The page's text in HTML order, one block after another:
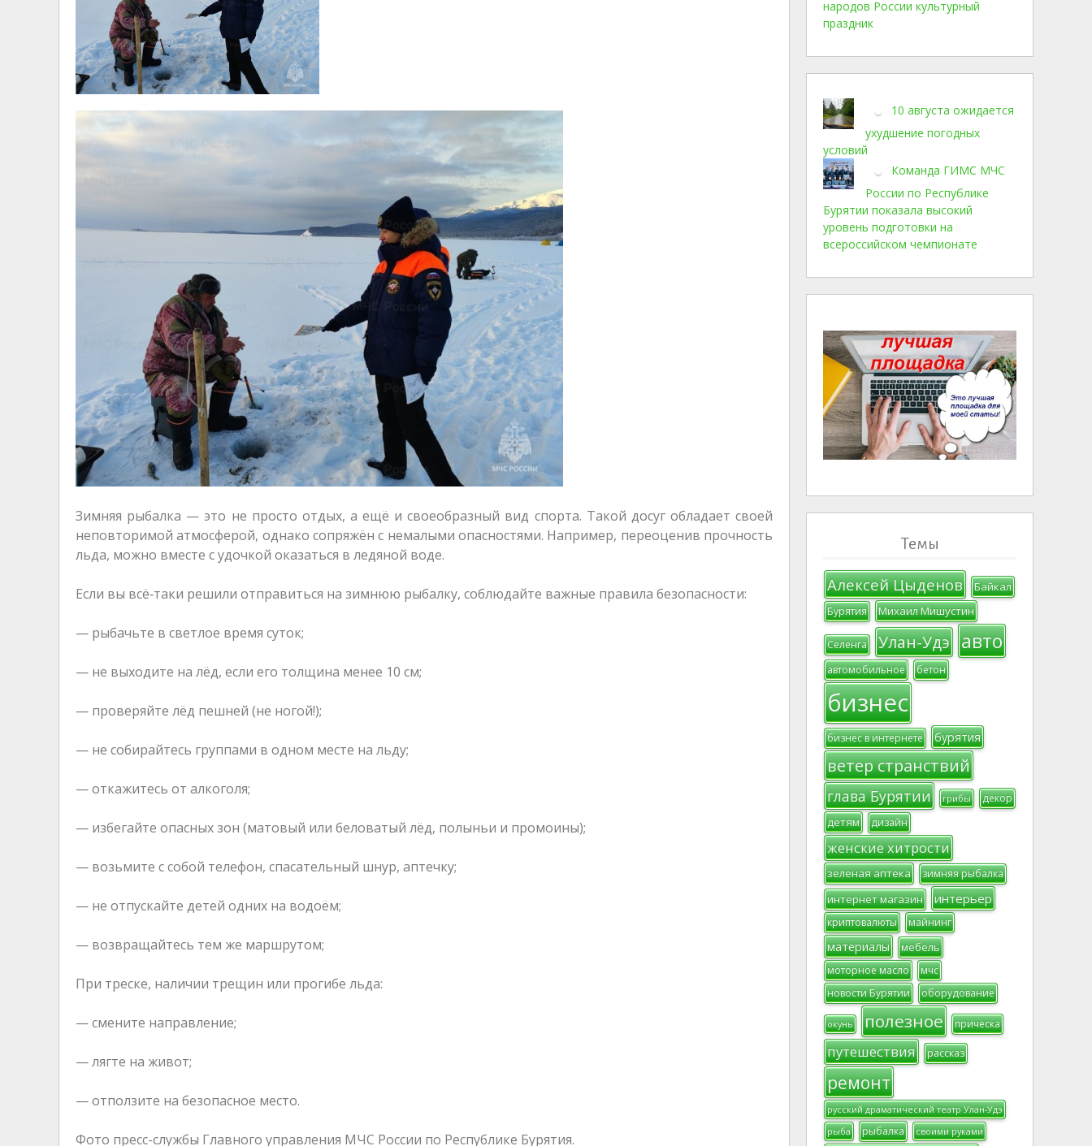
Зимняя рыбалка — это не просто отдых, а ещё и своеобразный вид спорта. Такой досуг обладает своей
неповторимой атмосферой, однако сопряжён с немалыми опасностями. Например, переоценив прочность
льда, можно вместе с удочкой оказаться в ледяной воде.
Если вы всё‑таки решили отправиться на зимнюю рыбалку, соблюдайте важные правила безопасности:
— рыбачьте в светлое время суток;
— не выходите на лёд, если его толщина менее 10 см;
— проверяйте лёд пешней (не ногой!);
— не собирайтесь группами в одном месте на льду;
— откажитесь от алкоголя;
— избегайте опасных зон (матовый или беловатый лёд, полыньи и промоины);
— возьмите с собой телефон, спасательный шнур, аптечку;
— не отпускайте детей одних на водоём;
— возвращайтесь тем же маршрутом;
При треске, наличии трещин или прогибе льда:
— смените направление;
— лягте на живот;
— отползите на безопасное место.
Фото пресс-службы Главного управления МЧС России по Республике Бурятия.
народов России культурный
праздник
10 августа ожидается
ухудшение погодных
условий
Команда ГИМС МЧС
России по Республике
Бурятии показала высокий
уровень подготовки на
всероссийском чемпионате
Темы
Алексей Цыденов Байкал
Бурятия Михаил Мишустин
Селенга Улан-Удэ авто
автомобильное бетон
бизнес
бизнес в интернете бурятия
ветер странствий
глава Бурятии грибы декор
детям дизайн
женские хитрости
зеленая аптека зимняя рыбалка
интернет магазин интерьер
криптовалюты майнинг
материалы мебель
моторное масло
мчс
новости Бурятии
оборудование
окунь полезное прическа
путешествия рассказ
ремонт
русский драматический театр Улан-Удэ
рыба
рыбалка своими руками